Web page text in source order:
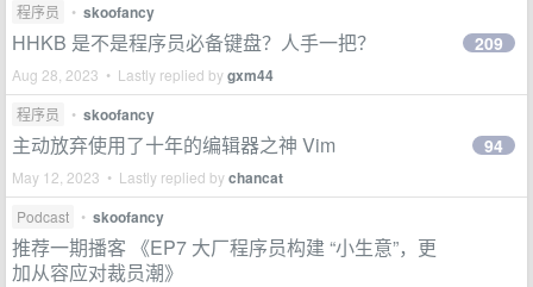
程序员 • skoofancy
HHKB 是不是程序员必备键盘？人手一把？
Aug 28, 2023 • Lastly replied bygxm44
209
程序员 • skoofancy
主动放弃使用了十年的编辑器之神 Vim
May 12, 2023 • Lastly replied bychancat
94
Podcast • skoofancy
推荐一期播客 《EP7 大厂程序员构建 “小生意”，更
加从容应对裁员潮》